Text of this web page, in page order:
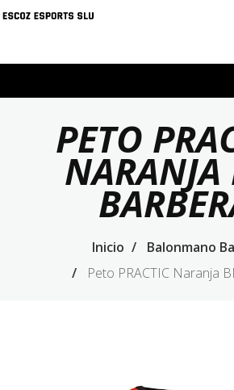
Pasar
principal
PETO
Inicio
Balonmano
Peto PRACTIC Naranja